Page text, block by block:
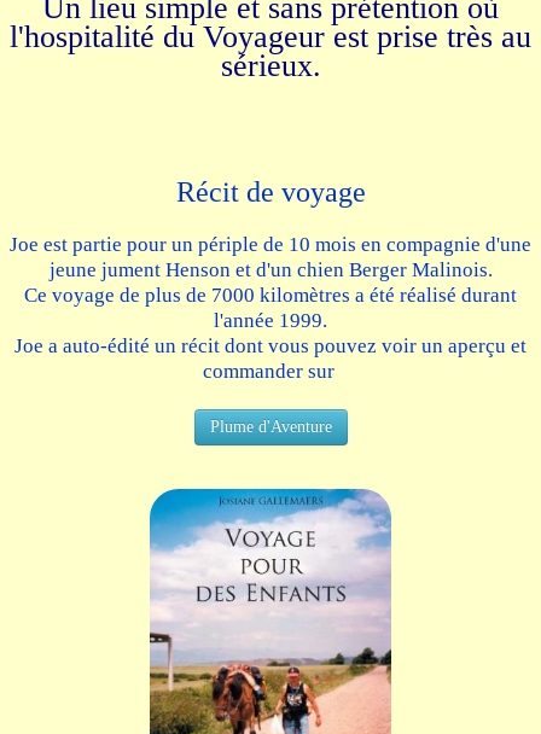
Un lieu simple et sans prétention où
l'hospitalité du Voyageur est prise très au
sérieux.
Récit de voyage
Joe est partie pour un périple de 10 mois en compagnie d'une
jeune jument Henson et d'un chien Berger Malinois.
Ce voyage de plus de 7000 kilomètres a été réalisé durant
l'année 1999.
Joe a auto-édité un récit dont vous pouvez voir un aperçu et
commander sur
Plume d'Aventure